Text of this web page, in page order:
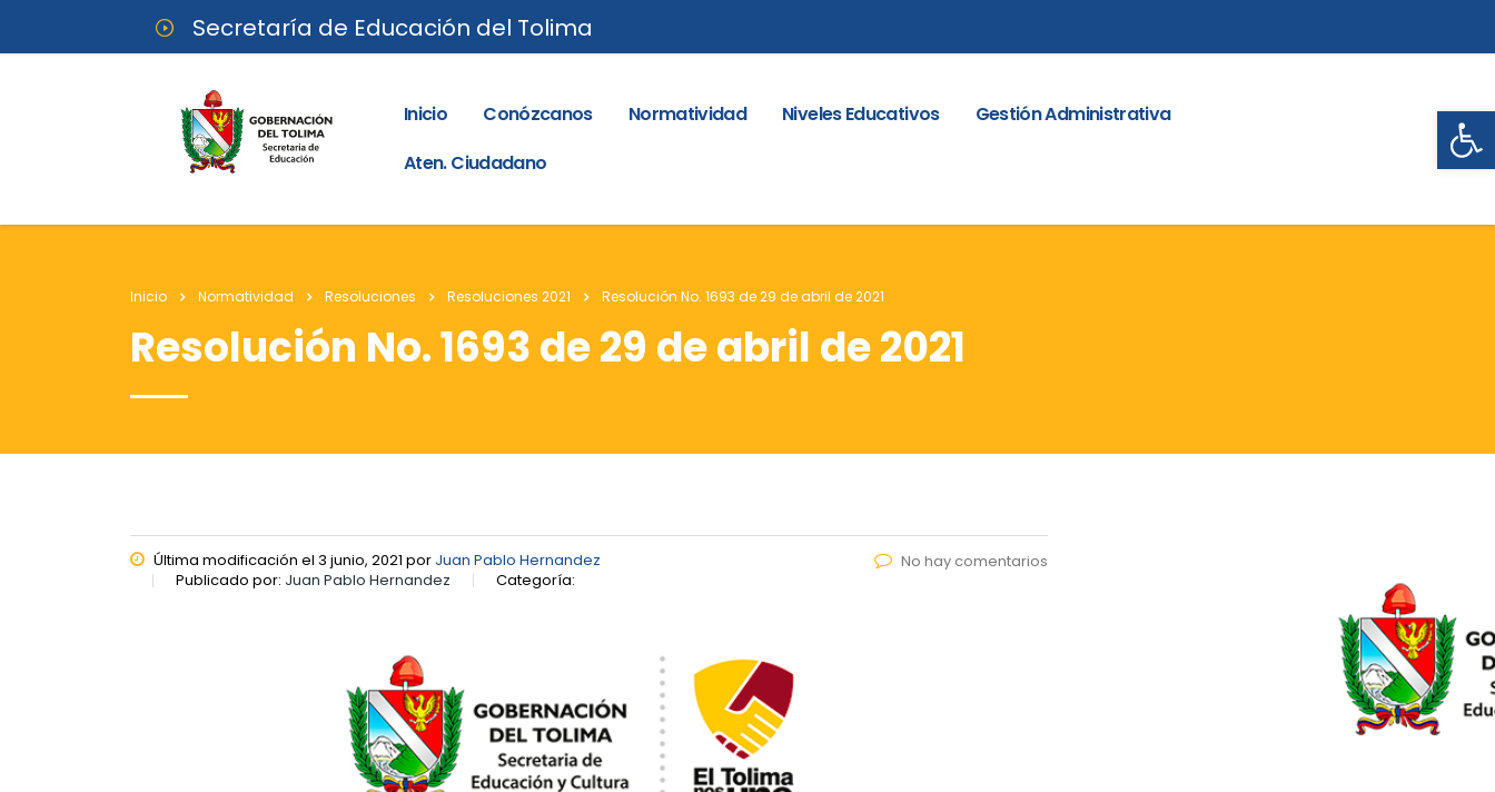
Secretaría de Educación del Tolima
Inicio Conózcanos Normatividad Niveles Educativos
Gestión Administrativa
Aten. Ciudadano
Inicio Normatividad Resoluciones Resoluciones 2021 Resolución No. 1693 de 29 de abril de 2021
Resolución No. 1693 de 29 de abril de 2021
Última modificación el 3 junio, 2021 por Juan Pablo Hernandez
Publicado por: Juan Pablo Hernandez Categoría:
No hay comentarios